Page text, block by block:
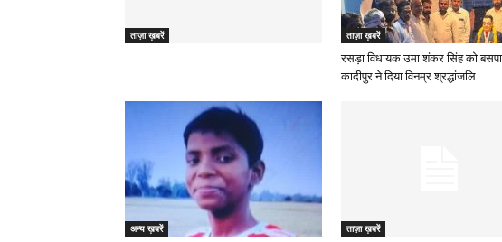
ताज़ा ख़बरें ताज़ा ख़बरें
रसड़ा विधायक उमा शंकर सिंह को
कादीपुर ने दिया विनम्र श्रद्धांजलि
अन्य ख़बरें ताज़ा ख़बरें